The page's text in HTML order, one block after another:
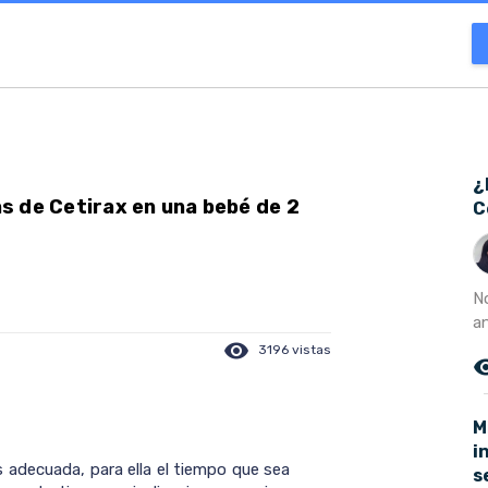
de Cetirax en una bebé de 2
visibility 3196 vistas
para ella el tiempo que sea